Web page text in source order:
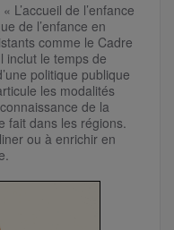
L’accueil de l’enfance
de l’enfance en
comme le Cadre
inclut le temps de
politique publique
les modalités
de la
fait dans les régions.
ou à enrichir en